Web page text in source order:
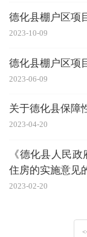
德化县棚户区项
2023-10-09
德化县棚户区项
2023-06-09
关于德化县保障
2023-04-20
《德化县人民
住房的实施意见
2023-02-20